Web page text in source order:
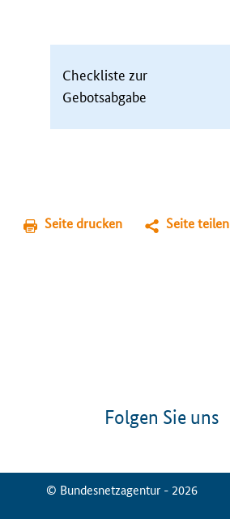
Checkliste zur
Gebotsabgabe
Seite drucken Seite teilen
Folgen Sie uns
© Bundesnetzagentur - 2026